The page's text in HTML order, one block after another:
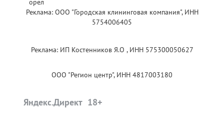
Реклама: ООО "Городская клининговая компания", ИНН
5754006405
Реклама: ИП Костенников Я.О , ИНН 575300050627
ООО "Регион центр", ИНН 4817003180
Яндекс.Директ